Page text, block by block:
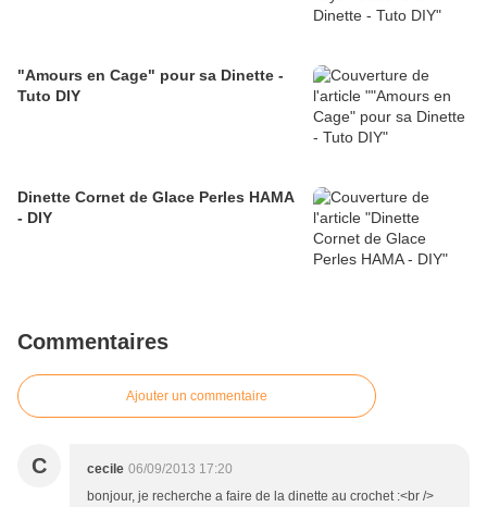
"Amours en Cage" pour sa Dinette -
Tuto DIY
Dinette Cornet de Glace Perles HAMA
- DIY
Commentaires
Ajouter un commentaire
C cecile 06/09/2013 17:20
bonjour, je recherche a faire de la dinette au crochet :<br />